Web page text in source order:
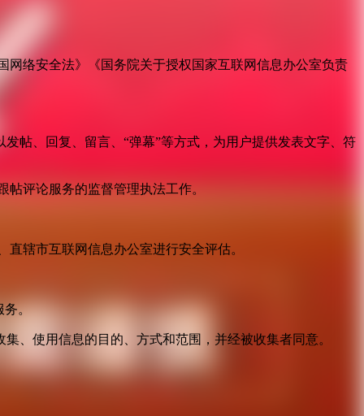
络安全法》《国务院关于授权国家互联网信息办公室负责
帖、回复、留言、“弹幕”等方式，为用户提供发表文字、符
评论服务的监督管理执法工作。
辖市互联网信息办公室进行安全评估。
务。
、使用信息的目的、方式和范围，并经被收集者同意。